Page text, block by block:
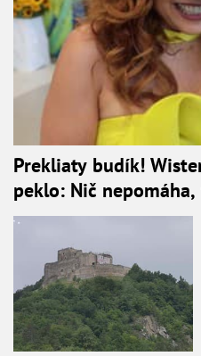
Prekliaty budík!
peklo: Nič